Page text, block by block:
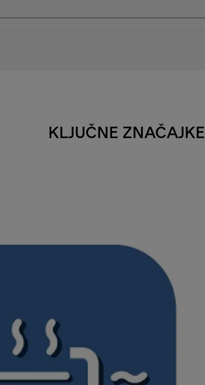
KLJUČNE ZNAČAJKE